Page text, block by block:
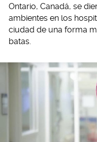
Ontario, Canadá, se
ambientes en los
ciudad de una forma
batas.